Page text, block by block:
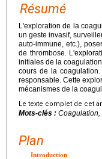
Résumé
L'exploration de la
un geste invasif,
auto-immune, etc.),
de thrombose.
initiales de la
cours de la
responsable. Cette
mécanismes de la
Le texte complet de cet
Mots-clés : Coagulation,
Plan
Introduction